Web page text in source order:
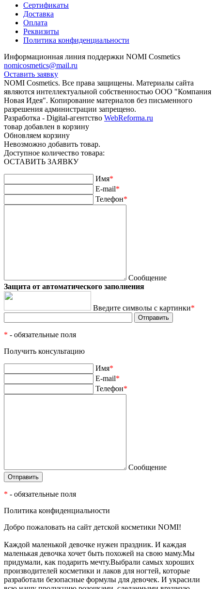
Сертификаты
Доставка
Оплата
Реквизиты
Политика конфиденциальности
Информационная линия поддержки NOMI Сosmetics
nomicosmetics@mail.ru
Оставить заявку
NOMI Сosmetics. Все права защищены. Материалы сайта
являются интеллектуальной собственностью ООО "Компания
Новая Идея". Копирование материалов без письменного
разрешения администрации запрещено.
Разработка - Digital-агентство WebReforma.ru
товар добавлен в корзину
Обновляем корзину
Невозможно добавить товар.
Доступное количество товара:
ОСТАВИТЬ ЗАЯВКУ
Имя*
E-mail*
Телефон*
Сообщение
Защита от автоматического заполнения
Введите символы с картинки*
* - обязательные поля
Получить консультацию
Имя*
E-mail*
Телефон*
Сообщение
* - обязательные поля
Политика конфиденциальности
Добро пожаловать на сайт детской косметики NOMI!
Каждой маленькой девочке нужен праздник. И каждая
маленькая девочка хочет быть похожей на свою маму.Мы
придумали, как подарить мечту.Выбрали самых хороших
производителей косметики и лаков для ногтей, которые
разработали безопасные формулы для девочек. И украсили